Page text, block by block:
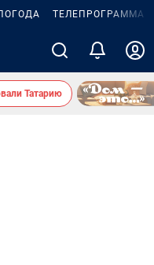
ТЕЛЕПРОГРАММА
Татарию